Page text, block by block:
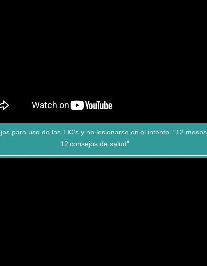
para uso de las TIC’s y no lesionarse en el intento. “12 meses,
12 consejos de salud”